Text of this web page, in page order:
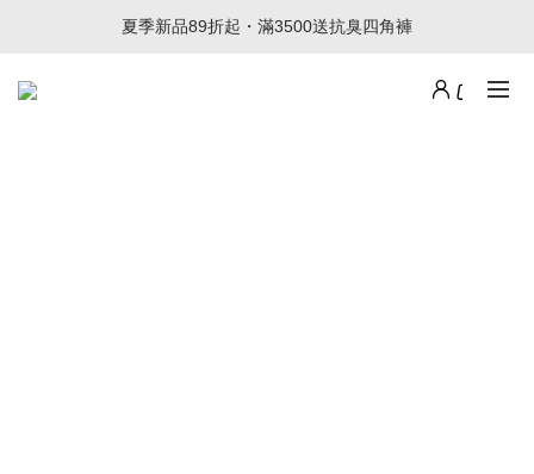
夏季新品89折起・滿3500送抗臭四角褲